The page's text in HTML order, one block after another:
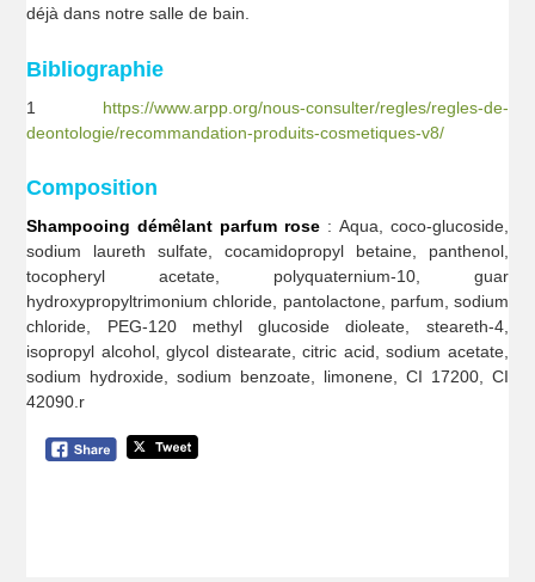
déjà dans notre salle de bain.
Bibliographie
1 https://www.arpp.org/nous-consulter/regles/regles-de-
deontologie/recommandation-produits-cosmetiques-v8/
Composition
Shampooing démêlant parfum rose : Aqua, coco-glucoside,
sodium laureth sulfate, cocamidopropyl betaine, panthenol,
tocopheryl acetate, polyquaternium-10, guar
hydroxypropyltrimonium chloride, pantolactone, parfum, sodium
chloride, PEG-120 methyl glucoside dioleate, steareth-4,
isopropyl alcohol, glycol distearate, citric acid, sodium acetate,
sodium hydroxide, sodium benzoate, limonene, CI 17200, CI
42090.r